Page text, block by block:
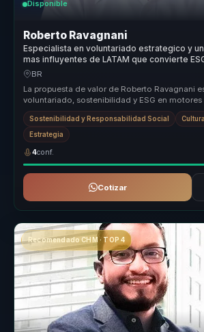
Disponible
Roberto Ravagnani
Especialista en voluntariado estrategico y
mas influyentes de LATAM que convierte
crecimiento para empresas.
BR
La propuesta de valor de Roberto Ravagnani
voluntariado, sostenibilidad y ESG en motores
transformación organ...
Sostenibilidad y Responsabilidad Social
Estrategia
4conf.
Cotizar
Recomendado CHM · TOP 4